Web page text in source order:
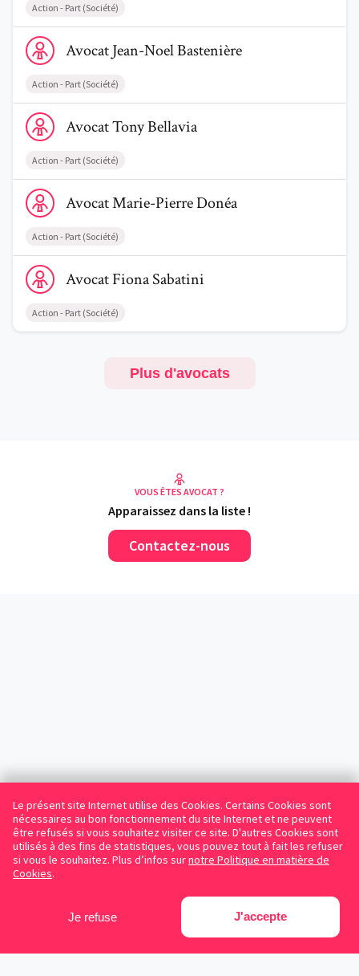
Le présent site Internet utilise des Cookies. Certains Cookies sont
nécessaires au bon fonctionnement du site Internet et ne peuvent
être refusés si vous souhaitez visiter ce site. D'autres Cookies sont
utilisés à des fins de statistiques, vous pouvez tout à fait les refuser
si vous le souhaitez. Plus d’infos surnotre Politique en matière de
Cookies.
Je refuse J'accepte
Action - Part (Société)
Voir le profil de AvocatJean-Noel Bastenière
AvocatJean-NoelBastenière
Action - Part (Société)
Voir le profil de AvocatTony Bellavia
AvocatTonyBellavia
Action - Part (Société)
Voir le profil de AvocatMarie-Pierre Donéa
AvocatMarie-PierreDonéa
Action - Part (Société)
Voir le profil de AvocatFiona Sabatini
AvocatFionaSabatini
Action - Part (Société)
Plus d'avocats
VOUS ÊTES AVOCAT ?
Apparaissez dans la liste !
Contactez-nous